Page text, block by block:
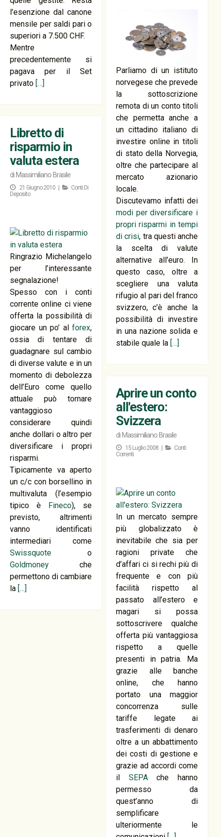
l’esenzione dal canone
mensile per saldi pari o
superiori a 7.500 CHF.
Mentre
precedentemente si
pagava per il Set
privato […]
Parliamo di un istituto
norvegese che prevede
la sottoscrizione
remota di un conto titoli
che permetta anche a
un cittadino italiano di
investire online in titoli
di stato della Norvegia,
oltre che partecipare al
mercato azionario
locale.
Discutevamo infatti dei
modi per diversificare i
propri risparmi in tempi
di crisi, tra questi anche
la scelta di valute
alternative all’euro. In
questo caso, oltre a
scegliere una valuta
rifugio al pari del franco
svizzero, c’è anche la
possibilità di investire
in una nazione solida e
stabile quale la […]
Libretto di
risparmio in
valuta estera
di Massimiliano Brasile
21 Giugno 2010 |
Conti Di
Deposito
Ringrazio Michelangelo
per l’interessante
segnalazione!
Spesso con i conti
corrente online ci viene
offerta la possibilità di
giocare un po’ alforex,
ossia di tentare di
guadagnare sul cambio
di diverse valute e in un
momento di debolezza
dell’Euro come quello
attuale può tornare
vantaggioso
considerare quindi
anche dollari o altro per
diversificare i propri
risparmi.
Tipicamente va aperto
un c/c con borsellino in
multivaluta (l’esempio
tipico è Fineco), se
previsto, altrimenti
vanno identificati
intermediari come
Swissquote o
Goldmoney che
permettono di cambiare
la […]
Aprire un conto
all'estero:
Svizzera
di Massimiliano Brasile
15 Luglio 2008 |
Conti
Correnti
In un mercato sempre
più globalizzato è
inevitabile che sia per
ragioni private che
d’affari ci si rechi più di
frequente e con più
facilità rispetto al
passato all’estero e
magari si possa
sottoscrivere qualche
offerta più vantaggiosa
rispetto a quelle
presenti in patria. Ma
grazie alle banche
online, che hanno
portato una maggior
concorrenza sulle
tariffe legate ai
trasferimenti di denaro
oltre a un abbattimento
dei costi di gestione e
grazie ad accordi come
il SEPAche hanno
permesso da
quest’anno di
semplificare
ulteriormente le